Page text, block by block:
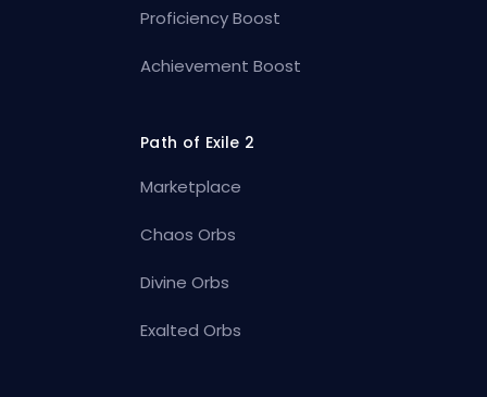
Proficiency Boost
Achievement Boost
Path of Exile 2
Marketplace
Chaos Orbs
Divine Orbs
Exalted Orbs